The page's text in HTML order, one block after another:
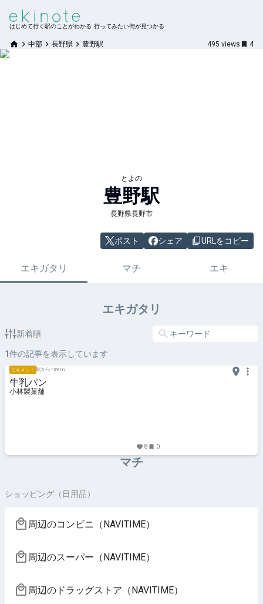
はじめて行く駅のことがわかる 行ってみたい街が見つかる
中部 長野県 豊野駅 495 views 4
とよの
豊野駅
長野県長野市
ポスト シェア URLをコピー
エキガタリ マチ エキ
エキガタリ
新着順
1件の記事を表示しています
エキメシ！ 駅から159 m
牛乳パン
小林製菓舗
8 0
マチ
ショッピング（日用品）
周辺のコンビニ（NAVITIME）
周辺のスーパー（NAVITIME）
周辺のドラッグストア（NAVITIME）